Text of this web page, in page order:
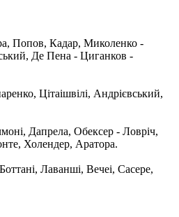
Попов, Кадар, Миколенко -
Де Пена - Циганков -
Цітаішвілі, Андрієвський,
Дапрела, Обексер - Ловріч,
Холендер, Аратора.
Лаванші, Вечеі, Сасере,